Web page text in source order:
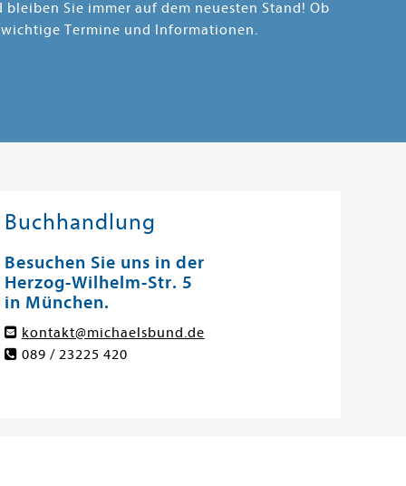
Sie immer auf dem neuesten Stand! Ob
Termine und Informationen.
Buchhandlung
Besuchen Sie uns in der
Herzog-Wilhelm-Str. 5
in München.
kontakt@michaelsbund.de
089 / 23225 420